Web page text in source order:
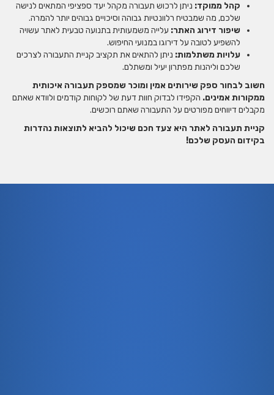
קהל ממוקד: ניתן לרכוש תעבורה מקהל יעד ספציפי המתאים לנישה
שלכם, מה שמבטיח רלוונטיות גבוהה וסיכויים גבוהים יותר להמרה.
שיפור דירוג האתר: עלייה משמעותית בתנועה טבעית לאתר עשויה
להשפיע לטובה על דירוגו במנועי החיפוש.
עלויות משתלמות: ניתן להתאים את תקציב קניית התעבורה לצרכים
שלכם וליהנות מפתרון יעיל ומשתלם.
חשוב לבחור ספק שירותים אמין ומוכר שמספק תעבורה איכותית
ממקורות אמינים. הקפידו לבדוק חוות דעת של לקוחות קודמים ולוודא שאתם
מקבלים דיווחים מפורטים על התעבורה שאתם רוכשים.
קניית תעבורה לאתר היא צעד חכם שיכול להביא לתוצאות נהדרות
בקידום העסק שלכם!